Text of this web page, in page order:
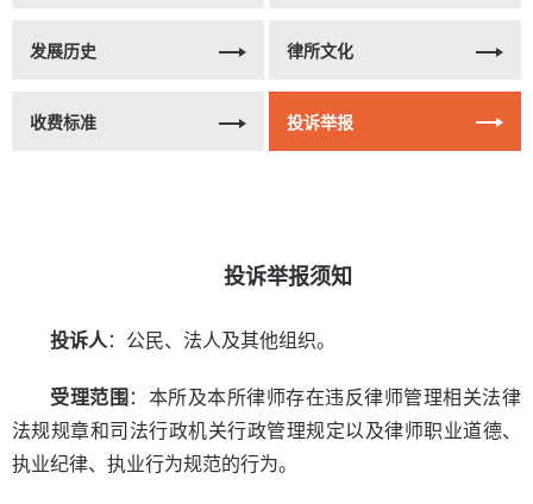
发展历史 律所文化
收费标准 投诉举报
投诉举报须知
投诉人：公民、法人及其他组织。
受理范围：本所及本所律师存在违反律师管理相关法律
法规规章和司法行政机关行政管理规定以及律师职业道德、
执业纪律、执业行为规范的行为。